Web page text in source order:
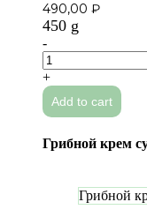
490,00 ₽
450 g
-
Том
Ям
с
курицей
quantity
+
Add to cart
Грибной крем
Грибной